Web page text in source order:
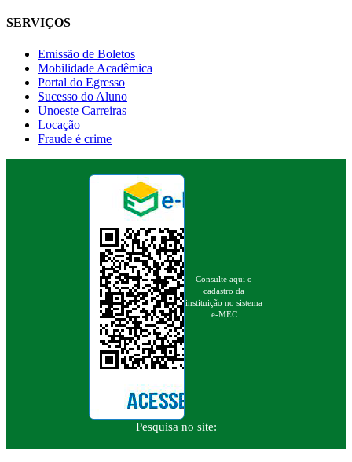
SERVIÇOS
Emissão de Boletos
Mobilidade Acadêmica
Portal do Egresso
Sucesso do Aluno
Unoeste Carreiras
Locação
Fraude é crime
Consulte aqui o
cadastro da
instituição no sistema
e-MEC
Pesquisa no site: